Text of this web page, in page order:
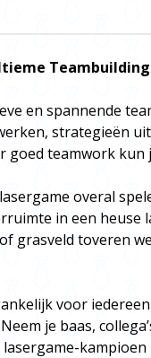
en spannende
strategieën
goed teamwork
overal
in een heuse
grasveld toveren
voor
je baas,
kampioen